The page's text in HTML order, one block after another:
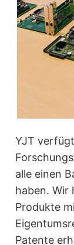
YJT
alle einen
haben. Wir
Produkte
Patente